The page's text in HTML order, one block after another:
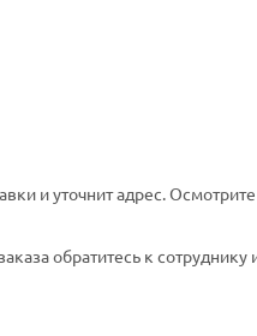
и уточнит адрес. Осмотрите
обратитесь к сотруднику